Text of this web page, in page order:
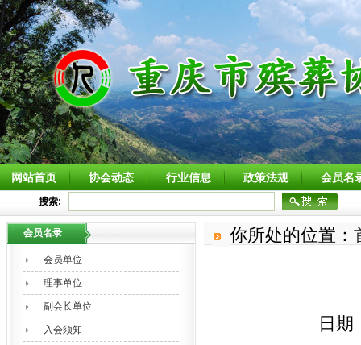
网站首页 协会动态 行业信息 政策法规 会员名
搜索:
会员名录
会员单位
理事单位
副会长单位
入会须知
你所处的位置：
日